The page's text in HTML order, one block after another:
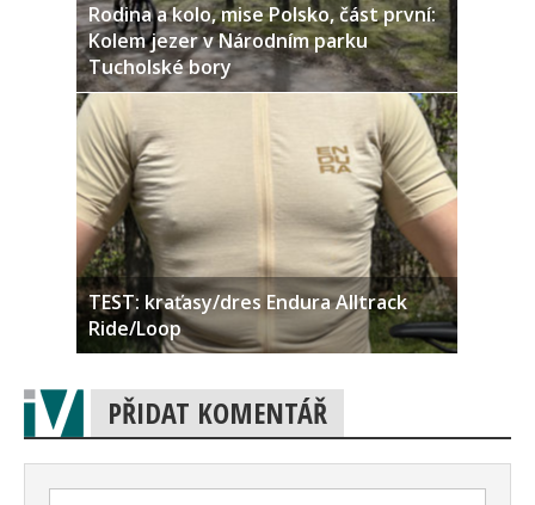
Rodina a kolo, mise Polsko, část první:
Kolem jezer v Národním parku
Tucholské bory
TEST: kraťasy/dres Endura Alltrack
Ride/Loop
PŘIDAT KOMENTÁŘ